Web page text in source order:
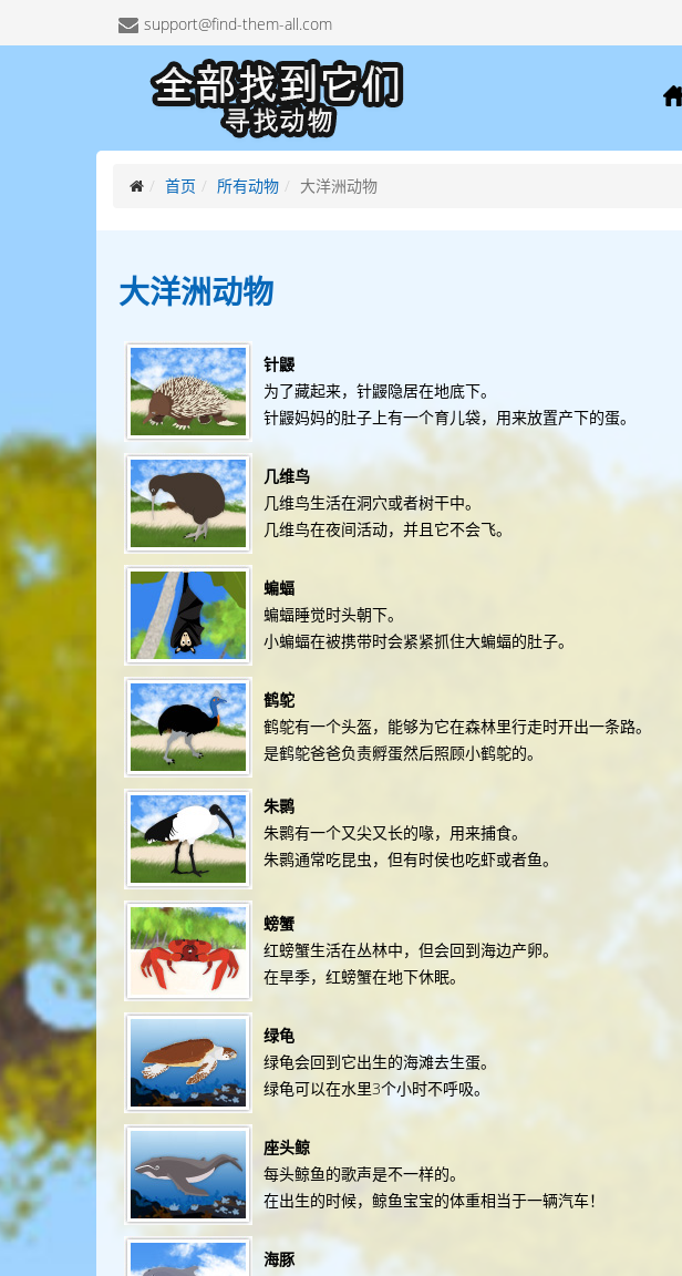
support@find-them-all.com
首页 所有动物 大洋洲动物
大洋洲动物
针鼹
为了藏起来，针鼹隐居在地底下。
针鼹妈妈的肚子上有一个育儿袋，用来放置产下的蛋。
几维鸟
几维鸟生活在洞穴或者树干中。
几维鸟在夜间活动，并且它不会飞。
蝙蝠
蝙蝠睡觉时头朝下。
小蝙蝠在被携带时会紧紧抓住大蝙蝠的肚子。
鹤鸵
鹤鸵有一个头盔，能够为它在森林里行走时开出一条路。
是鹤鸵爸爸负责孵蛋然后照顾小鹤鸵的。
朱鹮
朱鹮有一个又尖又长的喙，用来捕食。
朱鹮通常吃昆虫，但有时侯也吃虾或者鱼。
螃蟹
红螃蟹生活在丛林中，但会回到海边产卵。
在旱季，红螃蟹在地下休眠。
绿龟
绿龟会回到它出生的海滩去生蛋。
绿龟可以在水里3个小时不呼吸。
座头鲸
每头鲸鱼的歌声是不一样的。
在出生的时候，鲸鱼宝宝的体重相当于一辆汽车！
海豚